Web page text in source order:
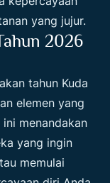
yang jujur.
2026
tahun Kuda
elemen yang
menandakan
yang ingin
memulai